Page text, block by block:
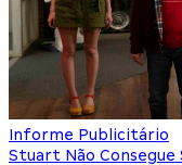
Informe Publicitário
Stuart Não Consegue